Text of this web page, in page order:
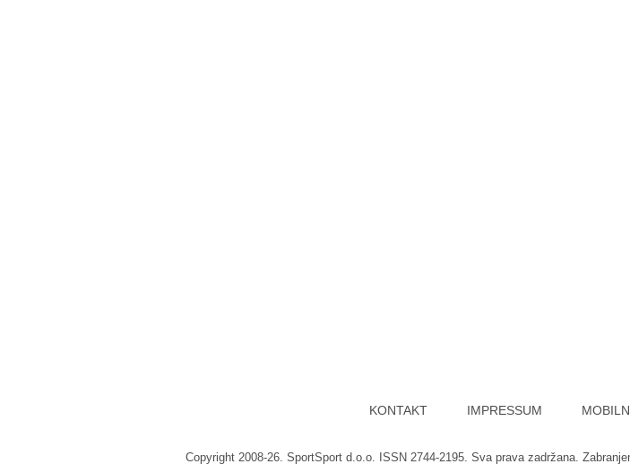
KONTAKT IMPRESSUM
Copyright 2008-26. SportSport d.o.o. ISSN 2744-2195. Sva prava zadržana.